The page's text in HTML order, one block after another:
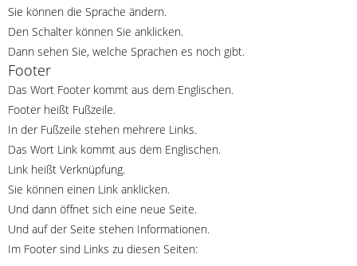
Sie können die Sprache ändern.
Den Schalter können Sie anklicken.
Dann sehen Sie, welche Sprachen es noch gibt.
Footer
Das Wort Footer kommt aus dem Englischen.
Footer heißt Fußzeile.
In der Fußzeile stehen mehrere Links.
Das Wort Link kommt aus dem Englischen.
Link heißt Verknüpfung.
Sie können einen Link anklicken.
Und dann öffnet sich eine neue Seite.
Und auf der Seite stehen Informationen.
Im Footer sind Links zu diesen Seiten: